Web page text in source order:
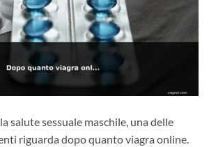
salute sessuale maschile, una delle
riguarda dopo quanto viagra online.